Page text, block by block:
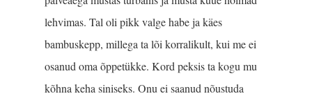
lehvimas. Tal oli pikk valge habe ja käes
bambuskepp, millega ta lõi korralikult, kui me ei
osanud oma õppetükke. Kord peksis ta kogu mu
kõhna keha siniseks. Onu ei saanud nõustuda